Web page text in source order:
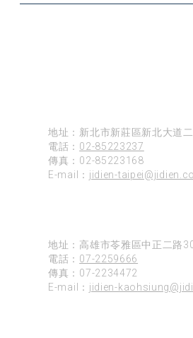
地址：新北市新莊區新北大道
電話： 02-85223237
傳真：02-85223168
E-mail： jidien-
地址：高雄市苓雅區中正二路
電話： 07-2259666
傳真：07-2234472
E-mail： jidien-